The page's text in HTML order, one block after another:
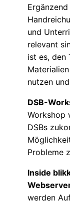
und
relevant
ist es, den
nutzen
DSB-
Workshop
DSBs
Probleme
Inside
werden